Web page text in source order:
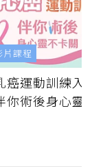
癌運動訓練入
你術後身心靈
片課程